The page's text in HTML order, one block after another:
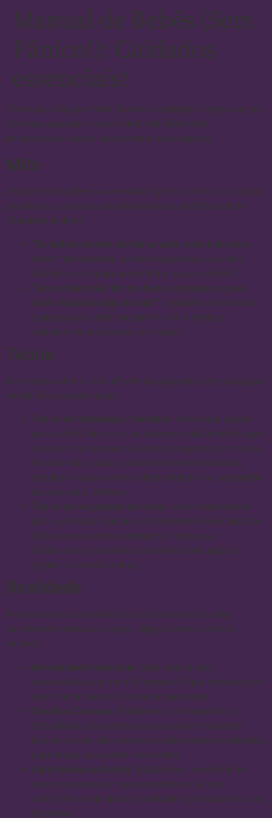
Manual de Bebês (Sem
Pânico!): Cuidados
essenciais!
“Sono das Crianças: Mito, Teoria e Realidade” parece ser um
tema que explora o sono infantil sob diferentes
perspectivas. Vamos desmembrar cada aspecto:
Mito
Muitos mitos sobre o sono infantil giram em torno de ideias
populares ou crenças que não têm base científica sólida.
Exemplos incluem:
“Os bebês devem dormir a noite inteira desde o
início”: Na realidade, é normal que bebês acordem
durante a noite para se alimentar ou por conforto.
“Se um bebê não dorme bem, é porque os pais
estão fazendo algo errado”: O padrão de sono das
crianças pode variar bastante e não é sempre
indicativo de problemas de criação.
Teoria
As teorias sobre o sono infantil são baseadas em pesquisas
científicas e podem incluir:
Teoria da Maturação Cerebral: Esta teoria sugere
que o padrão de sono das crianças muda à medida que
o cérebro se desenvolve. Bebês pequenos têm ciclos
de sono mais curtos e mais despertares noturnos,
enquanto crianças mais velhas tendem a ter um padrão
de sono mais contínuo.
Teoria da Regulação do Sono: Essa teoria propõe
que o sono das crianças é fortemente influenciado por
fatores como a rotina, ambiente e estresse.
Estabelecer uma rotina consistente pode ajudar a
regular o sono da criança.
Realidade
A realidade do sono infantil é complexa e pode variar
amplamente entre as crianças. Alguns pontos práticos
incluem:
Variabilidade Individual: Cada criança tem
necessidades de sono diferentes. O que funciona para
uma criança pode não funcionar para outra.
Desafios Comuns: Problemas como pesadelos,
dificuldades para adormecer ou acordar frequente
durante a noite são comuns e podem exigir estratégias
específicas para serem resolvidos.
Importância da Rotina: Estabelecer uma rotina de
sono consistente e criar um ambiente de sono
confortável pode ajudar a melhorar a qualidade do sono
da criança.